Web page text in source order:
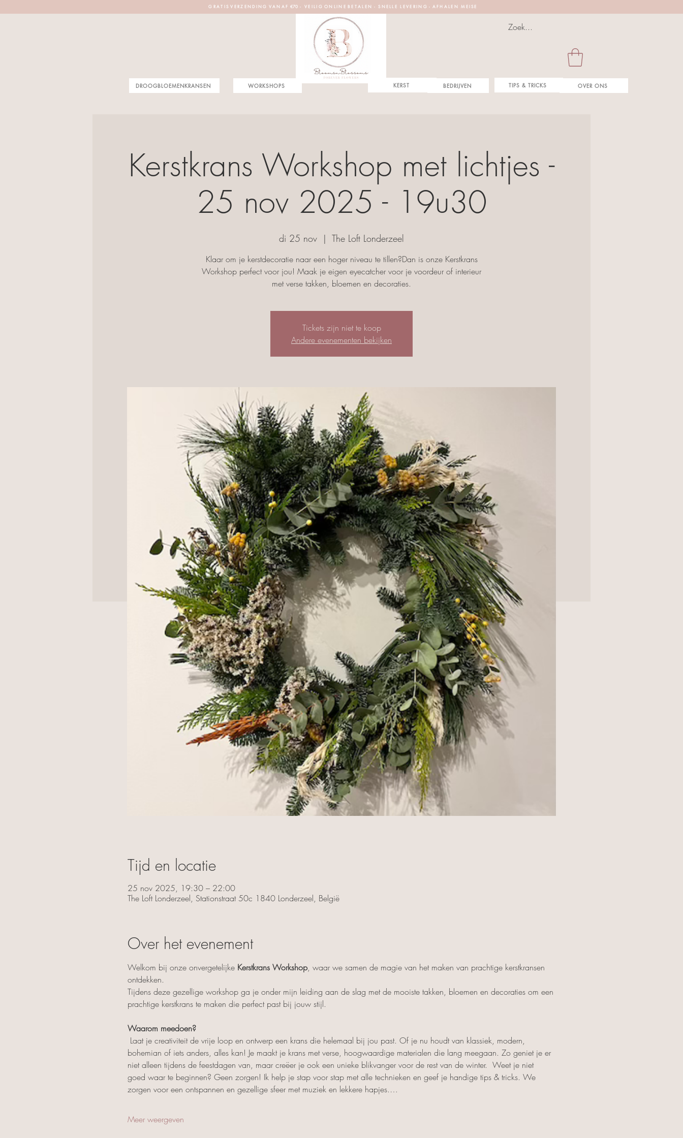
G R A T I S V E R Z E N D I N G V A N A F €70 - V E I L I G O N L I N E B E T A L E N - S N E L L E L E V E R I N G - A F H A L E N M E I S E
WORKSHOPS
DROOGBLOEMENKRANSEN BEDRIJVEN OVER ONS
TIPS & TRICKS
KERST
Kerstkrans Workshop met lichtjes -
25 nov 2025 - 19u30
di 25 nov
  |
The Loft Londerzeel
Klaar om je kerstdecoratie naar een hoger niveau te tillen?Dan is onze Kerstkrans
Workshop perfect voor jou! Maak je eigen eyecatcher voor je voordeur of interieur
met verse takken, bloemen en decoraties.
Tickets zijn niet te koop
Andere evenementen bekijken
Tijd en locatie
25 nov 2025, 19:30 – 22:00
The Loft Londerzeel, Stationstraat 50c 1840 Londerzeel, België
Over het evenement
Welkom bij onze onvergetelijke Kerstkrans Workshop, waar we samen de magie van het maken van prachtige kerstkransen
ontdekken.
Tijdens deze gezellige workshop ga je onder mijn leiding aan de slag met de mooiste takken, bloemen en decoraties om een
prachtige kerstkrans te maken die perfect past bij jouw stijl.
Waarom meedoen?
Laat je creativiteit de vrije loop en ontwerp een krans die helemaal bij jou past. Of je nu houdt van klassiek, modern,
bohemian of iets anders, alles kan! Je maakt je krans met verse, hoogwaardige materialen die lang meegaan. Zo geniet je er
niet alleen tijdens de feestdagen van, maar creëer je ook een unieke blikvanger voor de rest van de winter.  Weet je niet
goed waar te beginnen? Geen zorgen! Ik help je stap voor stap met alle technieken en geef je handige tips & tricks. We
zorgen voor een ontspannen en gezellige sfeer met muziek en lekkere hapjes.…
Meer weergeven